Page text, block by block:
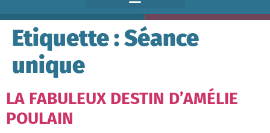
Etiquette :Séance
unique
LA FABULEUX DESTIN D’AMÉLIE
POULAIN